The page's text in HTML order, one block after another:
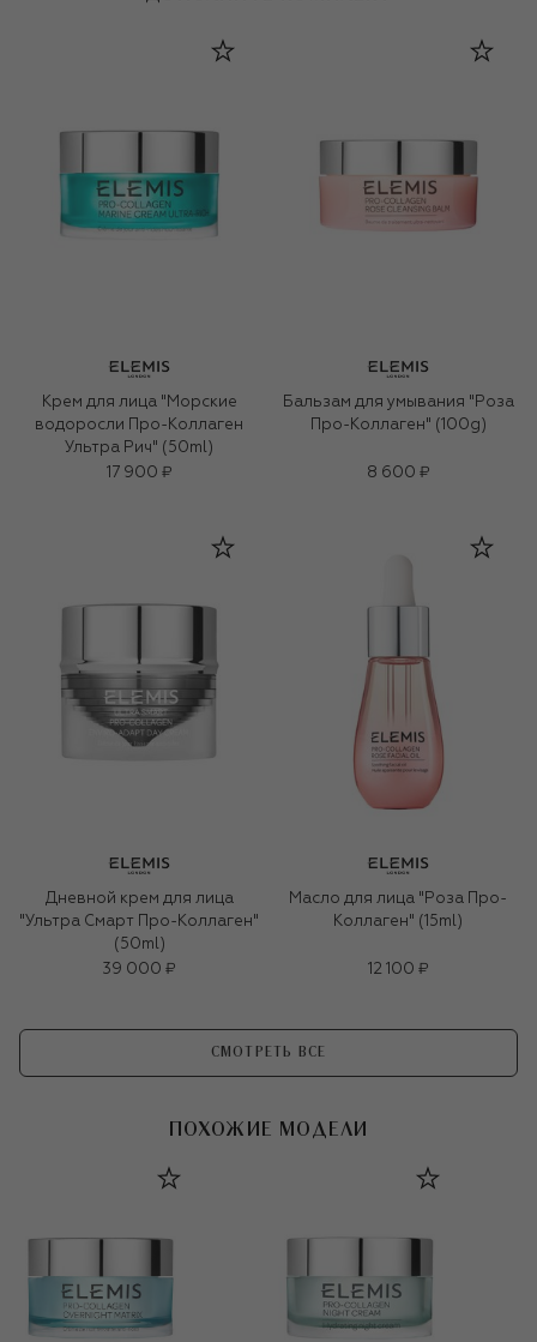
Крем для лица "Морские
водоросли Про-Коллаген
Ультра Рич" (50ml)
17 900 ₽
Бальзам для умывания "Роза
Про-Коллаген" (100g)
8 600 ₽
Дневной крем для лица
"Ультра Смарт Про-Коллаген"
(50ml)
39 000 ₽
Масло для лица "Роза Про-
Коллаген" (15ml)
12 100 ₽
СМОТРЕТЬ ВСЕ
ПОХОЖИЕ МОДЕЛИ